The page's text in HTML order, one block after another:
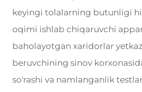
keyingi tolalarning butunligi
oqimi ishlab chiqaruvchi
baholayotgan xaridorlar
beruvchining sinov
so'rashi va namlanganlik